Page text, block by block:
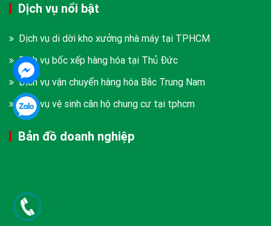
Dịch vụ nổi bật
Dịch vụ di dời kho xưởng nhà máy tại TPHCM
Dịch vụ bốc xếp hàng hóa tại Thủ Đức
Dịch vụ vận chuyển hàng hóa Bắc Trung Nam
Dịch vụ vệ sinh căn hộ chung cư tại tphcm
Bản đồ doanh nghiệp